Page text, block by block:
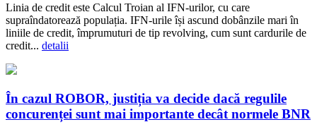
Linia de credit este Calcul Troian al IFN-urilor, cu care
supraîndatorează populația. IFN-urile își ascund dobânzile mari în
liniile de credit, împrumuturi de tip revolving, cum sunt cardurile de
credit... detalii
În cazul ROBOR, justiția va decide dacă regulile
concurenței sunt mai importante decât normele BNR